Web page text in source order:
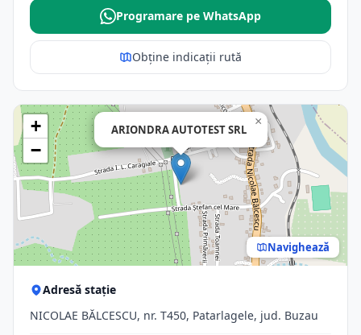
Programare pe WhatsApp
Obține indicații rută
ARIONDRA AUTOTEST SRL
×
+
−
Navighează
Adresă stație
NICOLAE BĂLCESCU, nr. T450, Patarlagele, jud. Buzau